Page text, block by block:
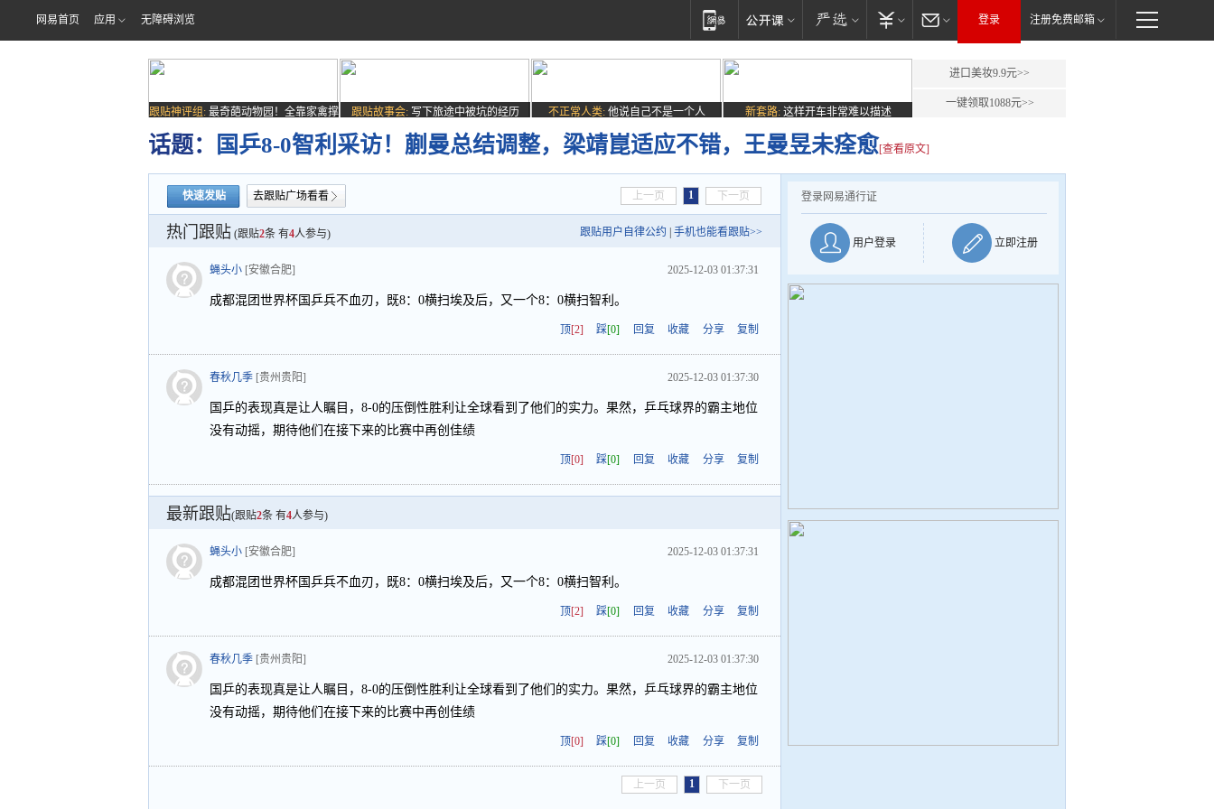
网易首页 应用 无障碍浏览 登录 注册免费邮箱
跟贴神评组: 最奇葩动物园！全靠家禽撑
场子
跟贴故事会: 写下旅途中被坑的经历 不正常人类: 他说自己不是一个人 新套路: 这样开车非常难以描述
进口美妆9.9元>>
一键领取1088元>>
话题： 国乒8-0智利采访！蒯曼总结调整，梁靖崑适应不错，王曼昱未痊愈[查看原文]
快速发贴 去跟贴广场看看 上一页 1 下一页
热门跟贴 (跟贴2条 有4人参与) 跟贴用户自律公约 手机也能看跟贴>>
蝇头小 [安徽合肥] 2025-12-03 01:37:31
成都混团世界杯国乒兵不血刃，既8：0横扫埃及后，又一个8：0横扫智利。
顶[2] 踩[0] 回复 收藏 分享 复制
春秋几季 [贵州贵阳] 2025-12-03 01:37:30
国乒的表现真是让人瞩目，8-0的压倒性胜利让全球看到了他们的实力。果然，乒乓球界的霸主地位
没有动摇，期待他们在接下来的比赛中再创佳绩
顶[0] 踩[0] 回复 收藏 分享 复制
最新跟贴(跟贴2条 有4人参与)
蝇头小 [安徽合肥] 2025-12-03 01:37:31
成都混团世界杯国乒兵不血刃，既8：0横扫埃及后，又一个8：0横扫智利。
顶[2] 踩[0] 回复 收藏 分享 复制
春秋几季 [贵州贵阳] 2025-12-03 01:37:30
国乒的表现真是让人瞩目，8-0的压倒性胜利让全球看到了他们的实力。果然，乒乓球界的霸主地位
没有动摇，期待他们在接下来的比赛中再创佳绩
顶[0] 踩[0] 回复 收藏 分享 复制
上一页 1 下一页
登录网易通行证
用户登录 立即注册